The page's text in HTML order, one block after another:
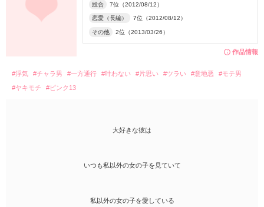
作品情報
総合 7位（2012/08/12）
恋愛（長編） 7位（2012/08/12）
その他 2位（2013/03/26）
#浮気 #チャラ男 #一方通行 #叶わない #片思い #ツラい #意地悪
#モテ男
#ヤキモチ
#ピンク13
大好きな彼は
いつも私以外の女の子を見ていて
私以外の女の子を愛している